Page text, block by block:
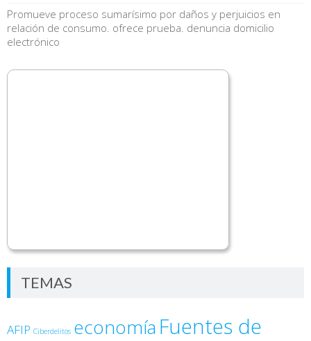
Promueve proceso sumarísimo por daños y perjuicios en
relación de consumo. ofrece prueba. denuncia domicilio
electrónico
TEMAS
AFIP Ciberdelitos economía Fuentes de